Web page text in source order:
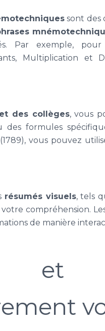
sont des
Par exemple,
Multiplication et
des collèges, vous
des formules
vous pouvez
résumés visuels, tels
compréhension.
de manière